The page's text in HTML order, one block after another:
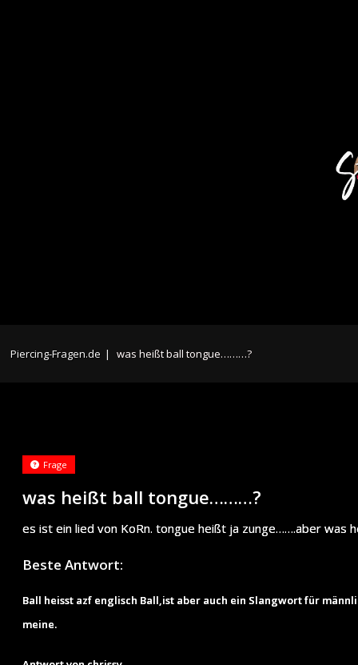
Piercing-Fragen.de | was heißt ball tongue………?
was heißt ball tongue………?
Frage
es ist ein lied von KoRn. tongue heißt ja zunge…….aber was
Beste Antwort:
Ball heisst azf englisch Ball,ist aber auch ein Slangwort für
meine.